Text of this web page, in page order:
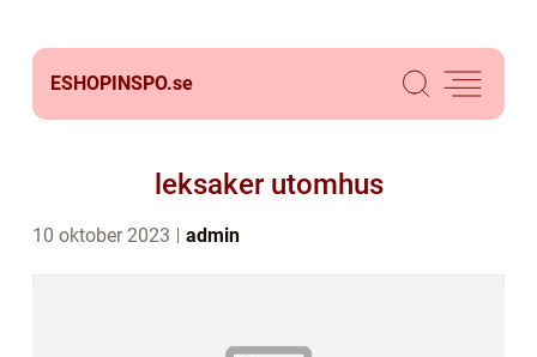
ESHOPINSPO.se
leksaker utomhus
10 oktober 2023 admin